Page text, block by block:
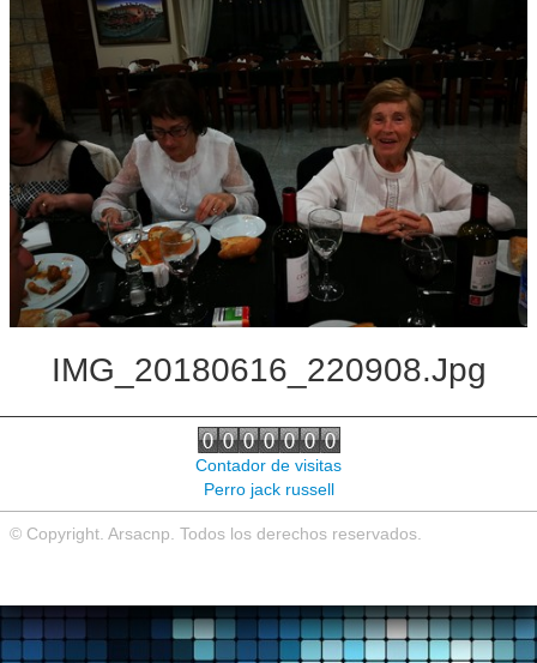
Fotos
Sistemas Digitales
Noticias de interés
Contacto
IMG_20180616_220908.jpg
Contador de visitas
Perro jack russell
© Copyright. Arsacnp. Todos los derechos reservados.